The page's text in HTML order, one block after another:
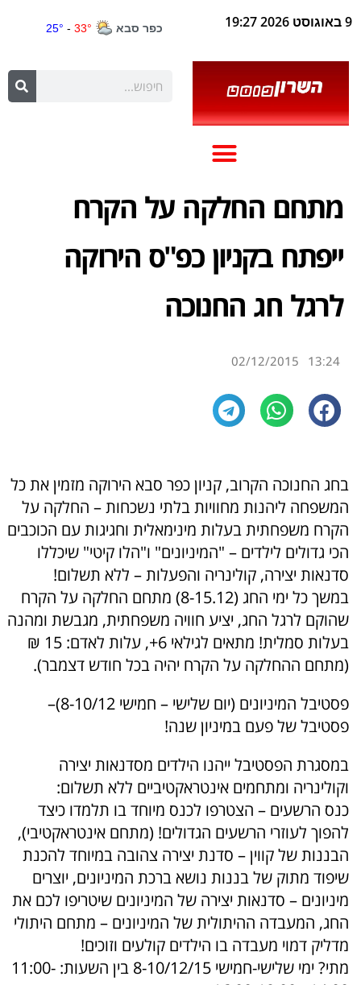
9 באוגוסט 2026 19:27
מתחם החלקה על הקרח
ייפתח בקניון כפ"ס הירוקה
לרגל חג החנוכה
13:24
02/12/2015
בחג החנוכה הקרוב, קניון כפר סבא הירוקה מזמין את כל
המשפחה ליהנות מחוויות בלתי נשכחות – החלקה על
הקרח משפחתית בעלות מינימאלית וחגיגות עם הכוכבים
הכי גדולים לילדים – "המיניונים" ו"הלו קיטי" שיכללו
סדנאות יצירה, קולינריה והפעלות – ללא תשלום!
במשך כל ימי החג (8-15.12) מתחם החלקה על הקרח
שהוקם לרגל החג, יציע חוויה משפחתית, מגבשת ומהנה
בעלות סמלית! מתאים לגילאי 6+, עלות לאדם: 15 ₪
(מתחם ההחלקה על הקרח יהיה בכל חודש דצמבר).
פסטיבל המיניונים (יום שלישי – חמישי 8-10/12)–
פסטיבל של פעם במיניון שנה!
במסגרת הפסטיבל ייהנו הילדים מסדנאות יצירה
וקולינריה ומתחמים אינטראקטיביים ללא תשלום:
כנס הרשעים – הצטרפו לכנס מיוחד בו תלמדו כיצד
להפוך לעוזרי הרשעים הגדולים! (מתחם אינטראקטיבי),
הבננות של קווין – סדנת יצירה צהובה במיוחד להכנת
שיפוד מתוק של בננות נושא ברכת המיניונים, יוצרים
מיניונים – סדנאות יצירה של המיניונים שיטריפו לכם את
החג, המעבדה ההיתולית של המיניונים – מתחם היתולי
מדליק דמוי מעבדה בו הילדים קולעים וזוכים!
מתי? ימי שלישי-חמישי 8-10/12/15 בין השעות: 11:00-